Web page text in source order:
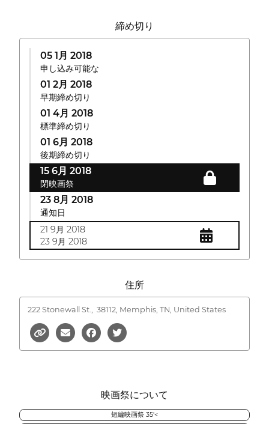
締め切り
05 1月 2018
申し込み可能な
01 2月 2018
早期締め切り
01 4月 2018
標準締め切り
01 6月 2018
後期締め切り
15 6月 2018
閉映画祭
23 8月 2018
通知日
21 9月 2018
23 9月 2018
住所
222 Stonewall St., 38112, Memphis, TN, United States
映画祭について
短編映画祭 35'<